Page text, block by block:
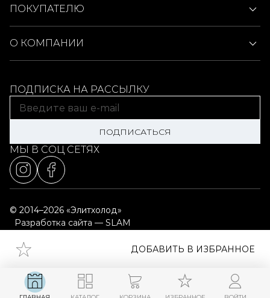
ДОБАВИТЬ В ИЗБРАННОЕ
ПОКУПАТЕЛЮ
О КОМПАНИИ
ПОДПИСКА НА РАССЫЛКУ
ПОДПИСАТЬСЯ
МЫ В СОЦ СЕТЯХ
© 2014–2026 «Элитхолод»
Разработка сайта — SLAM
Карта сайта